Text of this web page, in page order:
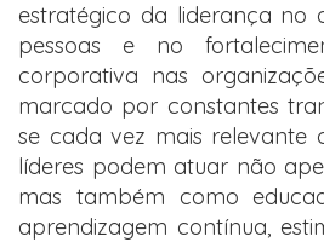
estratégico da liderança no
pessoas e no
corporativa nas
marcado por constantes
se cada vez mais relevante
líderes podem atuar não
mas também como
aprendizagem contínua,